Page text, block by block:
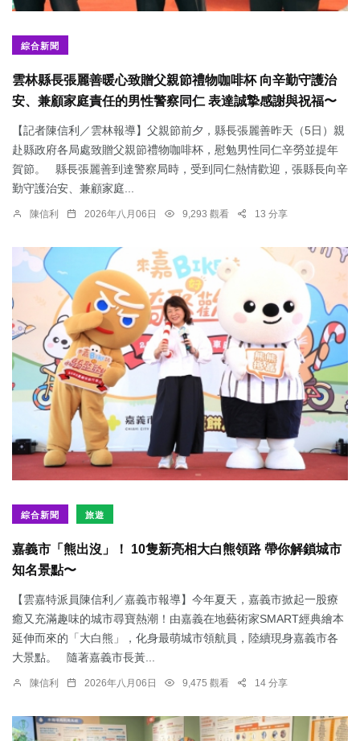
綜合新聞
雲林縣長張麗善暖心致贈父親節禮物咖啡杯 向辛勤守護治
安、兼顧家庭責任的男性警察同仁 表達誠摯感謝與祝福〜
【記者陳信利／雲林報導】父親節前夕，縣長張麗善昨天（5日）親
赴縣政府各局處致贈父親節禮物咖啡杯，慰勉男性同仁辛勞並提年
賀節。 縣長張麗善到達警察局時，受到同仁熱情歡迎，張縣長向辛
勤守護治安、兼顧家庭...
陳信利 2026年八月06日 9,293 觀看 13 分享
綜合新聞 旅遊
嘉義市「熊出沒」！ 10隻新亮相大白熊領路 帶你解鎖城市
知名景點〜
【雲嘉特派員陳信利／嘉義市報導】今年夏天，嘉義市掀起一股療
癒又充滿趣味的城市尋寶熱潮！由嘉義在地藝術家SMART經典繪本
延伸而來的「大白熊」，化身最萌城市領航員，陸續現身嘉義市各
大景點。 隨著嘉義市長黃...
陳信利 2026年八月06日 9,475 觀看 14 分享